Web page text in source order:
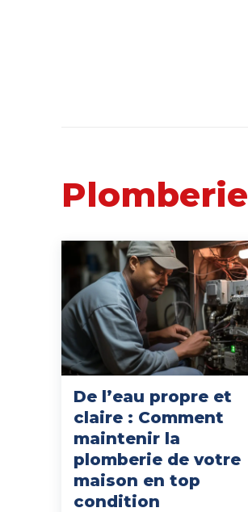
Plomberie
De l’eau propre et
claire : Comment
maintenir la
plomberie de votre
maison en top
condition